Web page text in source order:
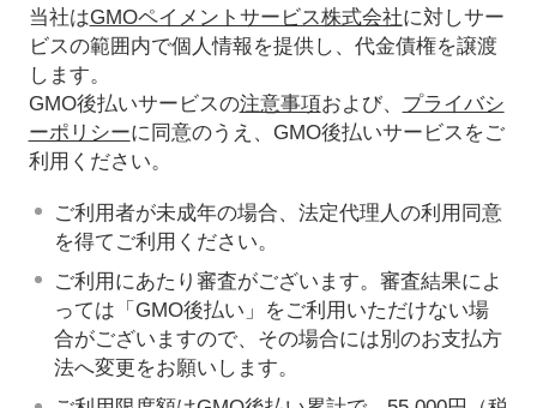
当社はGMOペイメントサービス株式会社に対しサー
ビスの範囲内で個人情報を提供し、代金債権を譲渡
します。
GMO後払いサービスの注意事項および、 プライバシ
ーポリシーに同意のうえ、GMO後払いサービスをご
利用ください。
ご利用者が未成年の場合、法定代理人の利用同意
を得てご利用ください。
ご利用にあたり審査がございます。審査結果によ
っては「GMO後払い」をご利用いただけない場
合がございますので、その場合には別のお支払方
法へ変更をお願いします。